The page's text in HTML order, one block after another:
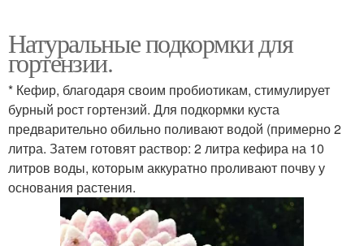
Натуральные подкормки для
гортензии.
* Кефир, благодаря своим пробиотикам, стимулирует
бурный рост гортензий. Для подкормки куста
предварительно обильно поливают водой (примерно 2
литра. Затем готовят раствор: 2 литра кефира на 10
литров воды, которым аккуратно проливают почву у
основания растения.